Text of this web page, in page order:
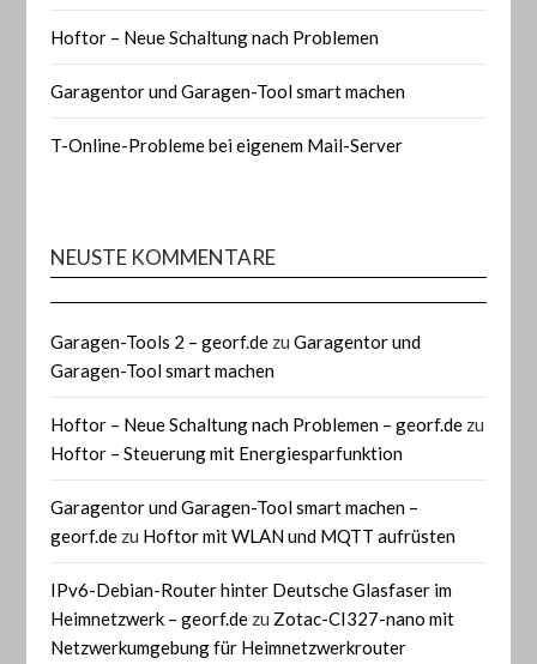
Hoftor – Neue Schaltung nach Problemen
Garagentor und Garagen-Tool smart machen
T-Online-Probleme bei eigenem Mail-Server
NEUSTE KOMMENTARE
Garagen-Tools 2 – georf.de zuGaragentor und
Garagen-Tool smart machen
Hoftor – Neue Schaltung nach Problemen – georf.de zu
Hoftor – Steuerung mit Energiesparfunktion
Garagentor und Garagen-Tool smart machen –
georf.de zu Hoftor mit WLAN und MQTT aufrüsten
IPv6-Debian-Router hinter Deutsche Glasfaser im
Heimnetzwerk – georf.de zu Zotac-CI327-nano mit
Netzwerkumgebung für Heimnetzwerkrouter